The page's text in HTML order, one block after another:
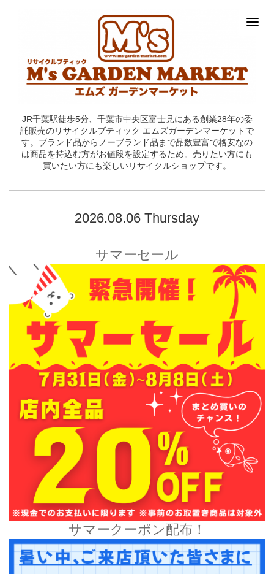
JR千葉駅徒歩5分、千葉市中央区富士見にある創業28年の委
託販売のリサイクルブティック エムズガーデンマーケットで
す。ブランド品からノーブランド品まで品数豊富で格安なの
は商品を持込む方がお値段を設定するため。売りたい方にも
買いたい方にも楽しいリサイクルショップです。
2026.08.06 Thursday
サマーセール
サマークーポン配布！